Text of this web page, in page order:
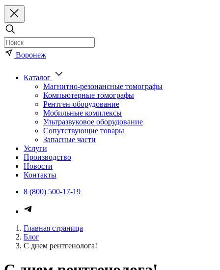
Воронеж
Каталог
Магнитно-резонансные томографы
Компьютерные томографы
Рентген-оборудование
Мобильные комплексы
Ультразвуковое оборудование
Сопутствующие товары
Запасные части
Услуги
Производство
Новости
Контакты
8 (800) 500-17-19
Главная страница
Блог
С днем рентгенолога!